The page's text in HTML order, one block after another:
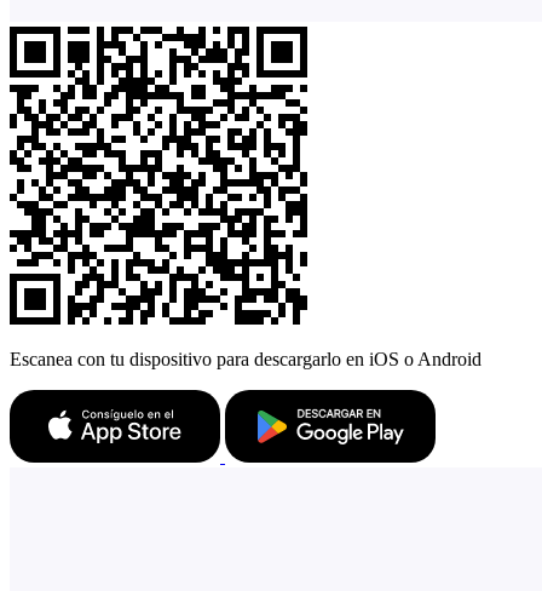
Escanea con tu dispositivo para descargarlo en iOS o Android